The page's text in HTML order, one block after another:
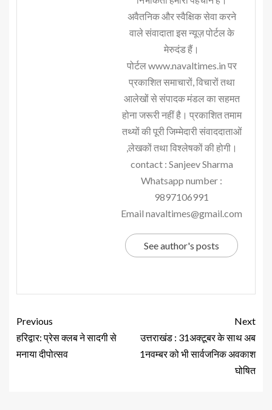
अवैतनिक और स्वैक्षिक सेवा करने
वाले संवादाता इस न्यूज़ पोर्टल के
मेरुदंड हैं।
पोर्टल www.navaltimes.in पर
प्रकाशित समाचारों, विचारों तथा
आलेखों से संपादक मंडल का सहमत
होना जरूरी नहीं है। प्रकाशित तमाम
तथ्यों की पूरी जिम्मेदारी संवाददाताओं
,लेखकों तथा विश्लेषकों की होगी।
contact : Sanjeev Sharma
Whatsapp number :
9897106991
Email navaltimes@gmail.com
See author's posts
Previous
हरिद्वार: प्रेस क्लब ने सादगी से
मनाया दीपोत्सव
Next
उत्तराखंड : 31अक्टूबर के साथ अब
1नवम्बर को भी सार्वजनिक अवकाश
घोषित